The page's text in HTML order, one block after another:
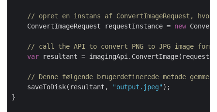
// opret en instans af ConvertImageRequest,
    ConvertImageRequest requestInstance =
new
// call the API to convert PNG to JPG image
var resultant =
// Denne følgende brugerdefinerede metode
    saveToDisk(resultant,
"output.jpeg" );
}